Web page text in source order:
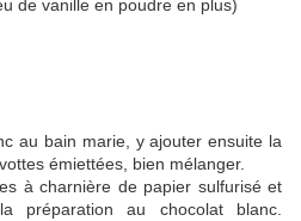
de vanille en poudre en plus)
au bain marie, y ajouter ensuite la
émiettées, bien mélanger.
à charnière de papier sulfurisé et
préparation au chocolat blanc.